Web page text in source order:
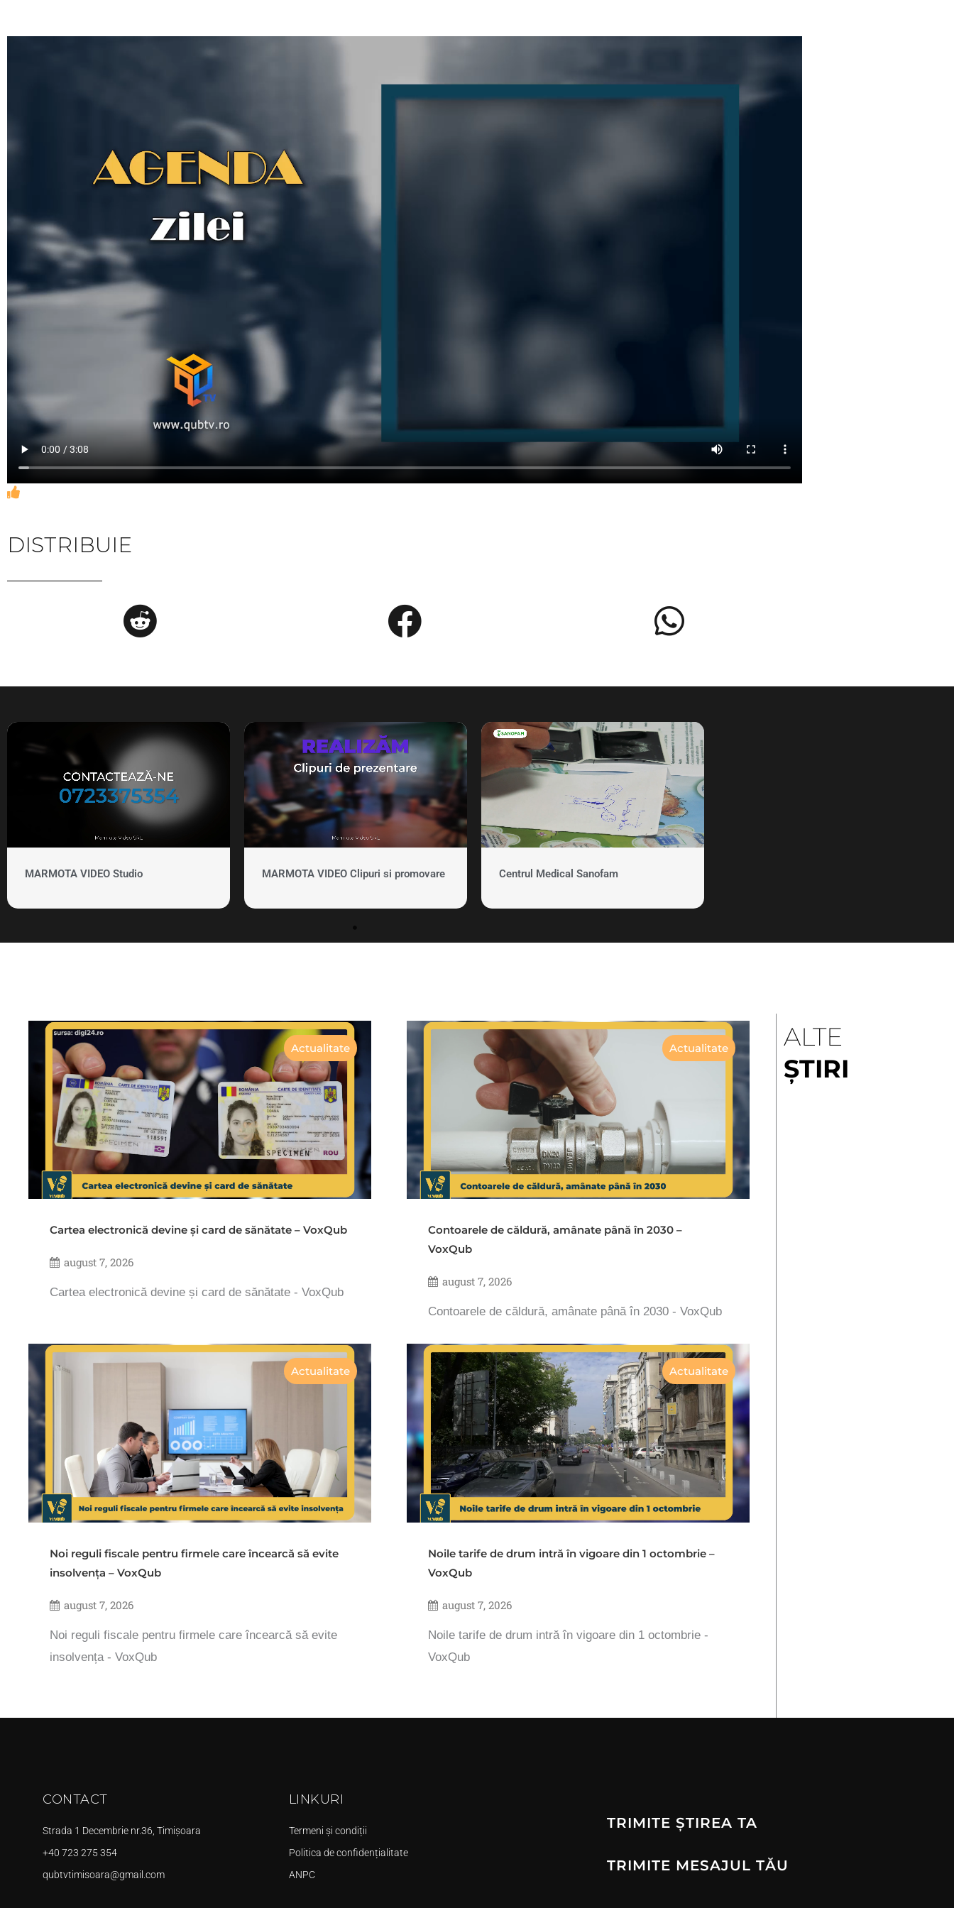
DISTRIBUIE
MARMOTA VIDEO Studio MARMOTA VIDEO Clipuri si promovare Centrul Medical Sanofam
Actualitate
Cartea electronică devine și card de sănătate – VoxQub
august 7, 2026
Cartea electronică devine și card de sănătate - VoxQub
Actualitate
Contoarele de căldură, amânate până în 2030 –
VoxQub
august 7, 2026
Contoarele de căldură, amânate până în 2030 - VoxQub
Actualitate
Noi reguli fiscale pentru firmele care încearcă să evite
insolvența – VoxQub
august 7, 2026
Noi reguli fiscale pentru firmele care încearcă să evite
insolvența - VoxQub
Actualitate
Noile tarife de drum intră în vigoare din 1 octombrie –
VoxQub
august 7, 2026
Noile tarife de drum intră în vigoare din 1 octombrie -
VoxQub
ALTE
ȘTIRI
CONTACT
Strada 1 Decembrie nr.36, Timișoara
+40 723 275 354
qubtvtimisoara@gmail.com
LINKURI
Termeni și condiții
Politica de confidențialitate
ANPC
TRIMITE ȘTIREA TA
TRIMITE MESAJUL TĂU